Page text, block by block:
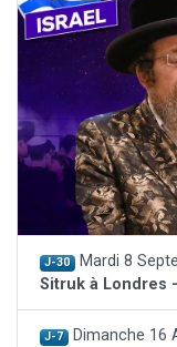
J-30 Mardi 8
Sitruk à Londres
J-7 Dimanche 16